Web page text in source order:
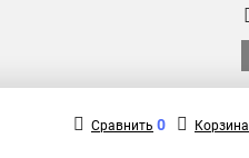
Сравнить 0 Корзина